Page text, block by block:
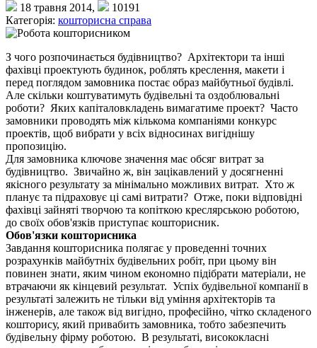
18 травня 2014,
10191
Категорія: кошторисна справа
З чого розпочинається будівництво? Архітектори та інші
фахівці проектують будинок, роблять креслення, макети і
перед поглядом замовника постає образ майбутньої будівлі.
Але скільки коштуватимуть будівельні та оздоблювальні
роботи? Яких капіталовкладень вимагатиме проект? Часто
замовники проводять між кількома компаніями конкурс
проектів, щоб вибрати у всіх відносинах вигіднішу
пропозицію.
Для замовника ключове значення має обсяг витрат за
будівництво. Звичайно ж, він зацікавлений у досягненні
якісного результату за мінімально можливих витрат. Хто ж
планує та підраховує ці самі витрати? Отже, поки відповідні
фахівці зайняті творчою та копіткою креслярською роботою,
до своїх обов'язків приступає кошторисник.
Обов'язки кошторисника
Завдання кошторисника полягає у проведенні точних
розрахунків майбутніх будівельних робіт, при цьому він
повинен знати, яким чином економно підібрати матеріали, не
втрачаючи як кінцевий результат. Успіх будівельної компанії в
результаті залежить не тільки від уміння архітекторів та
інженерів, але також від вигідно, професійно, чітко складеного
кошторису, який привабить замовника, тобто забезпечить
будівельну фірму роботою. В результаті, висококласні